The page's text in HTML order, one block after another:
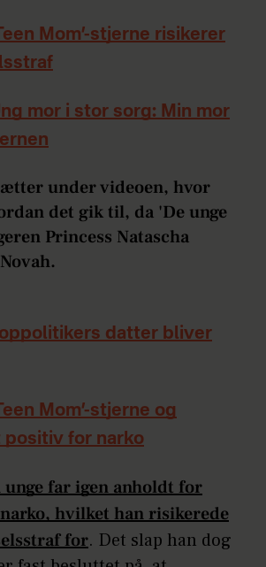
Mom’-stjerne risikerer
mor i stor sorg: Min mor
under videoen, hvor
det gik til, da 'De unge
Princess Natascha
datter bliver
Mom’-stjerne og
for narko
far igen anholdt for
hvilket han risikerede
for. Det slap han dog